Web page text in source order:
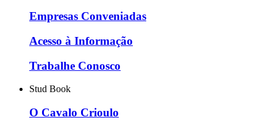
Empresas Conveniadas
Acesso à Informação
Trabalhe Conosco
Stud Book
O Cavalo Crioulo